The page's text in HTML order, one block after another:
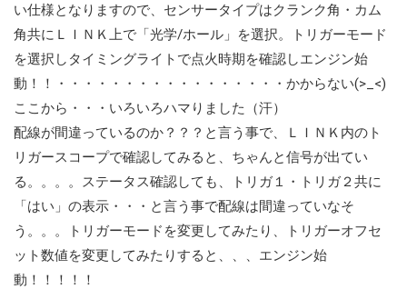
い仕様となりますので、センサータイプはクランク角・カム
角共にＬＩＮＫ上で「光学/ホール」を選択。トリガーモード
を選択しタイミングライトで点火時期を確認しエンジン始
動！！・・・・・・・・・・・・・・・・・かからない(>_<)
ここから・・・いろいろハマりました（汗）
配線が間違っているのか？？？と言う事で、ＬＩＮＫ内のト
リガースコープで確認してみると、ちゃんと信号が出てい
る。。。。ステータス確認しても、トリガ１・トリガ２共に
「はい」の表示・・・と言う事で配線は間違っていなそ
う。。。トリガーモードを変更してみたり、トリガーオフセ
ット数値を変更してみたりすると、、、エンジン始
動！！！！！